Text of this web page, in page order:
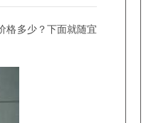
格多少？下面就随宜